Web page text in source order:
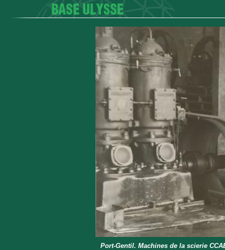
Port-Gentil. Machines de la scierie